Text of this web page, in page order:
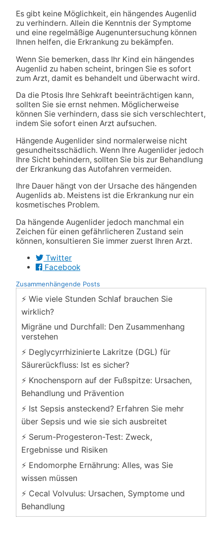
Es gibt keine Möglichkeit, ein hängendes Augenlid
zu verhindern. Allein die Kenntnis der Symptome
und eine regelmäßige Augenuntersuchung können
Ihnen helfen, die Erkrankung zu bekämpfen.
Wenn Sie bemerken, dass Ihr Kind ein hängendes
Augenlid zu haben scheint, bringen Sie es sofort
zum Arzt, damit es behandelt und überwacht wird.
Da die Ptosis Ihre Sehkraft beeinträchtigen kann,
sollten Sie sie ernst nehmen. Möglicherweise
können Sie verhindern, dass sie sich verschlechtert,
indem Sie sofort einen Arzt aufsuchen.
Hängende Augenlider sind normalerweise nicht
gesundheitsschädlich. Wenn Ihre Augenlider jedoch
Ihre Sicht behindern, sollten Sie bis zur Behandlung
der Erkrankung das Autofahren vermeiden.
Ihre Dauer hängt von der Ursache des hängenden
Augenlids ab. Meistens ist die Erkrankung nur ein
kosmetisches Problem.
Da hängende Augenlider jedoch manchmal ein
Zeichen für einen gefährlicheren Zustand sein
können, konsultieren Sie immer zuerst Ihren Arzt.
Twitter
Facebook
Zusammenhängende Posts
⚡ Wie viele Stunden Schlaf brauchen Sie
wirklich?
Migräne und Durchfall: Den Zusammenhang
verstehen
⚡ Deglycyrrhizinierte Lakritze (DGL) für
Säurerückfluss: Ist es sicher?
⚡ Knochensporn auf der Fußspitze: Ursachen,
Behandlung und Prävention
⚡ Ist Sepsis ansteckend? Erfahren Sie mehr
über Sepsis und wie sie sich ausbreitet
⚡ Serum-Progesteron-Test: Zweck,
Ergebnisse und Risiken
⚡ Endomorphe Ernährung: Alles, was Sie
wissen müssen
⚡ Cecal Volvulus: Ursachen, Symptome und
Behandlung